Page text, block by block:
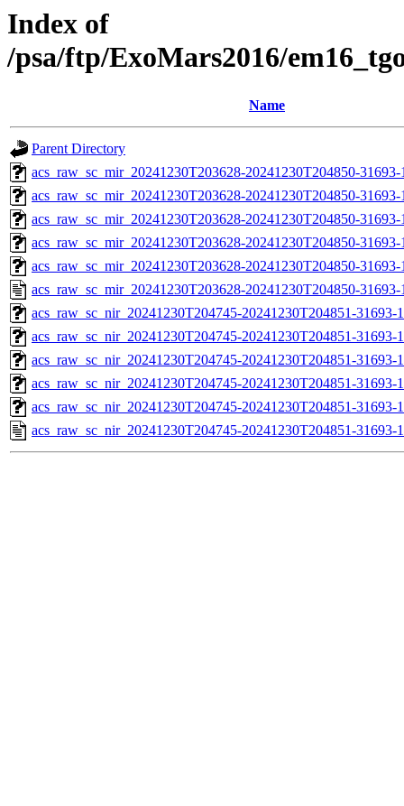
Index of
/psa/ftp/ExoMars2016/
Name
Parent Directory
acs_raw_sc_mir_20241230T203628-20241230T204850-
acs_raw_sc_mir_20241230T203628-20241230T204850-
acs_raw_sc_mir_20241230T203628-20241230T204850-
acs_raw_sc_mir_20241230T203628-20241230T204850-
acs_raw_sc_mir_20241230T203628-20241230T204850-
acs_raw_sc_mir_20241230T203628-20241230T204850-
acs_raw_sc_nir_20241230T204745-20241230T204851-
acs_raw_sc_nir_20241230T204745-20241230T204851-31693-
acs_raw_sc_nir_20241230T204745-20241230T204851-31693-
acs_raw_sc_nir_20241230T204745-20241230T204851-31693-
acs_raw_sc_nir_20241230T204745-20241230T204851-31693-
acs_raw_sc_nir_20241230T204745-20241230T204851-31693-